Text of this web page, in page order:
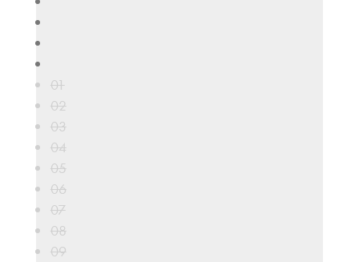
01
02
03
04
05
06
07
08
09